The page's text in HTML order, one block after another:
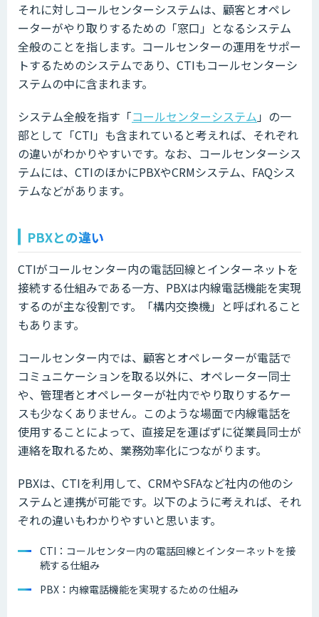
それに対しコールセンターシステムは、顧客とオペレ
ーターがやり取りするための「窓口」となるシステム
全般のことを指します。コールセンターの運用をサポー
トするためのシステムであり、CTIもコールセンターシ
ステムの中に含まれます。
システム全般を指す「コールセンターシステム」の一
部として「CTI」も含まれていると考えれば、それぞれ
の違いがわかりやすいです。なお、 コールセンターシス
テムには、CTIのほかにPBXやCRMシステム、FAQシス
テムなどがあります。
PBXとの違い
CTIがコールセンター内の電話回線とインターネットを
接続する仕組みである一方、PBXは内線電話機能を実現
するのが主な役割です。「構内交換機」と呼ばれること
もあります。
コールセンター内では、顧客とオペレーターが電話で
コミュニケーションを取る以外に、オペレーター同士
や、管理者とオペレーターが社内でやり取りするケー
スも少なくありません。このような場面で内線電話を
使用することによって、直接足を運ばずに従業員同士が
連絡を取れるため、業務効率化につながります。
PBXは、CTIを利用して、CRMやSFAなど社内の他のシ
ステムと連携が可能です。以下のように考えれば、それ
ぞれの違いもわかりやすいと思います。
CTI：コールセンター内の電話回線とインターネットを接
続する仕組み
PBX：内線電話機能を実現するための仕組み